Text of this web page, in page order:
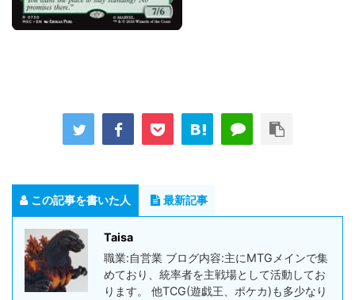
この記事を書いた人 最新記事
Taisa
職業:自営業 ブログ内容:主にMTGメインで集
めており、統率者を主戦場として活動してお
ります。 他TCG(遊戯王、ポケカ)も多少なり